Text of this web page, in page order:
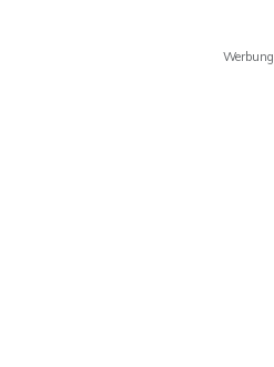
Werbung